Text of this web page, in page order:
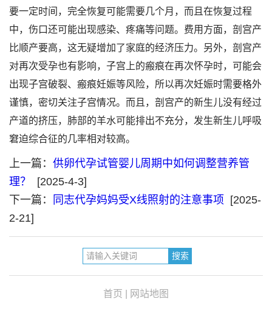
要一定时间，完全恢复可能需要几个月，而且在恢复过程
中，伤口还可能出现感染、疼痛等问题。费用方面，剖宫产
比顺产要高，这无疑增加了家庭的经济压力。另外，剖宫产
对再次受孕也有影响，子宫上的瘢痕在再次怀孕时，可能会
出现子宫破裂、瘢痕妊娠等风险，所以再次妊娠时需要格外
谨慎，密切关注子宫情况。而且，剖宫产的新生儿没有经过
产道的挤压，肺部的羊水可能排出不充分，发生新生儿呼吸
窘迫综合征的几率相对较高。
上一篇： 供卵代孕试管婴儿周期中如何调整营养管
理？
[2025-4-3]
下一篇：
同志代孕妈妈受X线照射的注意事项
[2025-
2-21]
首页 网站地图